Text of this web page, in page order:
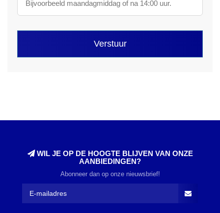
Verstuur
WIL JE OP DE HOOGTE BLIJVEN VAN ONZE
AANBIEDINGEN?
Abonneer dan op onze nieuwsbrief!